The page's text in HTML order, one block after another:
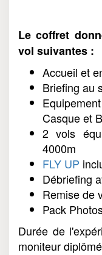
Le coffret
vol suivantes :
Accueil et
Briefing au
Casque et
2 vols
4000m
FLY UP
Débriefing
Remise de
Pack
Durée de
moniteur